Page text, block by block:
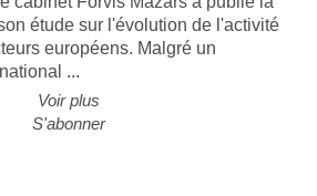
cabinet Forvis Mazars a publié la
étude sur l'évolution de l'activité
européens. Malgré un
Voir plus